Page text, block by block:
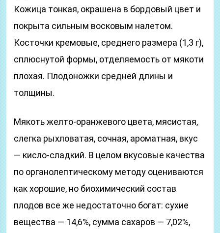
Кожица тонкая, окрашена в бордовый цвет и
покрыта сильным восковым налетом.
Косточки кремовые, среднего размера (1,3 г),
сплюснутой формы, отделяемость от мякоти
плохая. Плодоножки средней длины и
толщины.
Мякоть желто-оранжевого цвета, мясистая,
слегка рыхловатая, сочная, ароматная, вкус
— кисло-сладкий. В целом вкусовые качества
по органолептическому методу оцениваются
как хорошие, но биохимический состав
плодов все же недостаточно богат: сухие
вещества — 14,6%, сумма сахаров — 7,02%,